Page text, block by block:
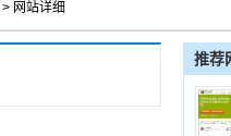
> 网站详细
推荐